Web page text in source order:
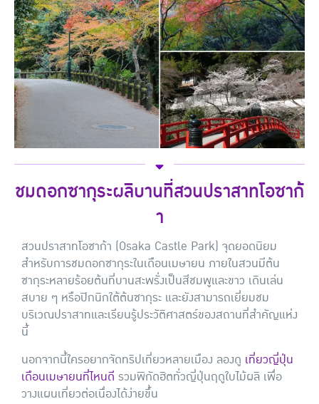
ชมดอกซากุระผลิบานที่สวนปราสาทโอซาก้
า
สวนปราสาทโอซาก้า (Osaka Castle Park) จุดยอดนิยม
สำหรับการชมดอกซากุระในเดือนเมษายน ภายในสวนมีต้น
ซากุระหลายร้อยต้นที่บานสะพรั่งเป็นสีชมพูและขาว เดินเล่น
สบาย ๆ หรือปิกนิกใต้ต้นซากุระ และยังสามารถเยี่ยมชม
บริเวณปราสาทและเรียนรู้ประวัติศาสตร์ของสถานที่สำคัญแห่ง
นี้
นอกจากนี้ใครอยากจัดทริปเที่ยวหลายเมือง ลองดู เที่ยวญี่ปุ่น
เดือนเมษายนที่ไหนดี รวมพิกัดฮิตทั่วญี่ปุ่นฤดูใบไม้ผลิ เพื่อ
วางแผนเที่ยวต่อเนื่องได้ง่ายขึ้น